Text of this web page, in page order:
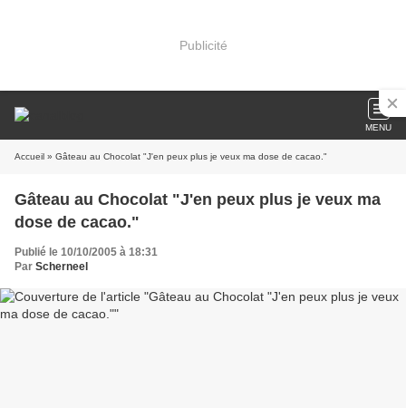
Publicité
MENU
Accueil » Gâteau au Chocolat "J'en peux plus je veux ma dose de cacao."
Gâteau au Chocolat "J'en peux plus je veux ma
dose de cacao."
Publié le 10/10/2005 à 18:31
Par Scherneel